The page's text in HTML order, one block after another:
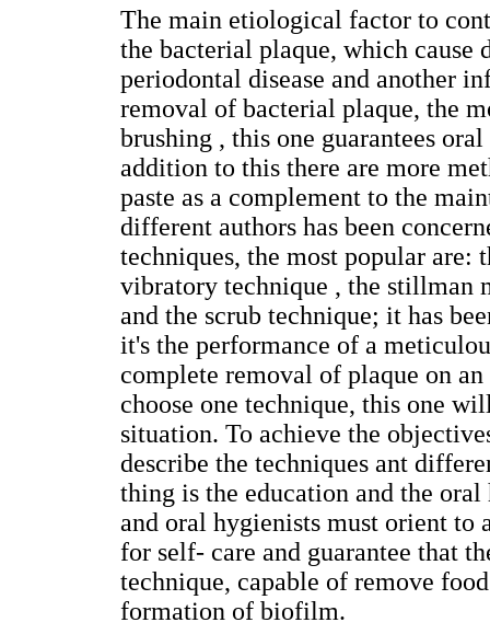
The main etiological factor to
the bacterial plaque, which cause
periodontal disease and another
removal of bacterial plaque, the
brushing , this one guarantees
addition to this there are more
paste as a complement to the
different authors has been
techniques, the most popular are:
vibratory technique , the stillman
and the scrub technique; it has
it's the performance of a
complete removal of plaque on
choose one technique, this one
situation. To achieve the
describe the techniques ant
thing is the education and the
and oral hygienists must orient to
for self- care and guarantee that
technique, capable of remove
formation of biofilm.